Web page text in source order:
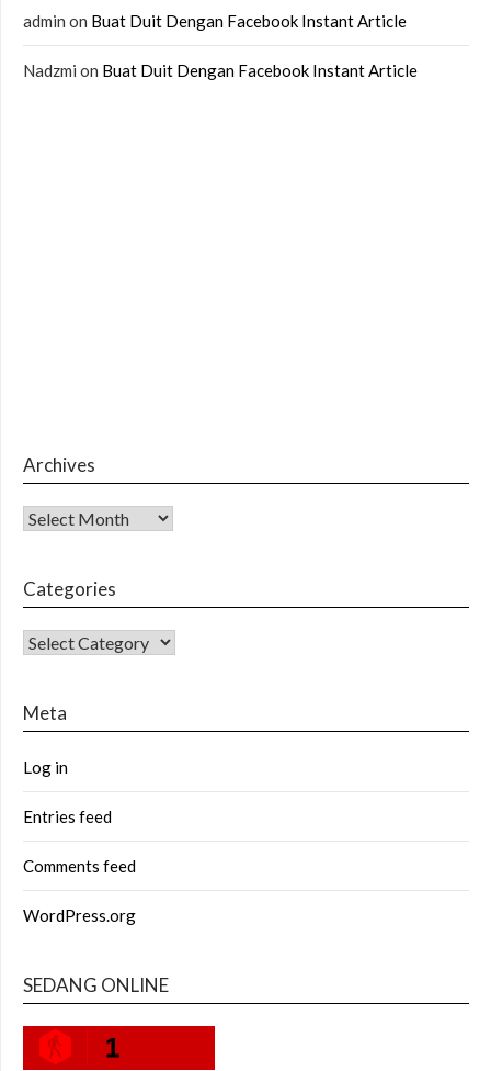
admin on Buat Duit Dengan Facebook Instant Article
Nadzmi on Buat Duit Dengan Facebook Instant Article
Archives
Archives
Categories
CATEGORIES
Meta
Log in
Entries feed
Comments feed
WordPress.org
SEDANG ONLINE
1